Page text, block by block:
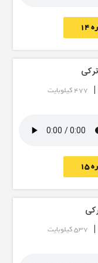
| 477 کیلوبایت
| 537 کیلوبایت